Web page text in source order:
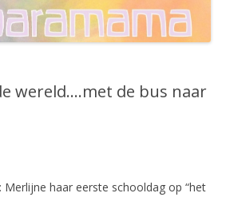
wereld….met de bus naar
Merlijne haar eerste schooldag op “het